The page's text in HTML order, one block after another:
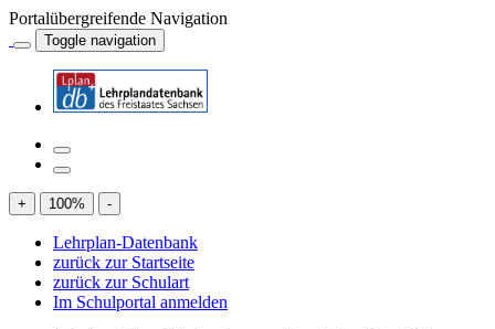
Portalübergreifende Navigation
Toggle navigation
+ 100% -
Lehrplan-Datenbank
zurück zur Startseite
zurück zur Schulart
Im Schulportal anmelden